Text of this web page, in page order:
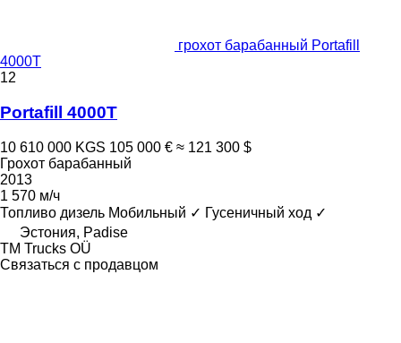
грохот барабанный Portafill
4000T
12
Portafill 4000T
10 610 000 KGS 105 000 € ≈ 121 300 $
Грохот барабанный
2013
1 570 м/ч
Топливо дизель Мобильный ✓ Гусеничный ход ✓
Эстония, Padise
TM Trucks OÜ
Связаться с продавцом